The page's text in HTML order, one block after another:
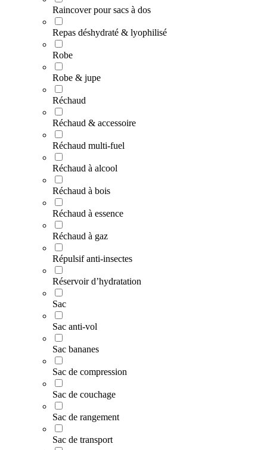
Raincover pour sacs à dos
Repas déshydraté & lyophilisé
Robe
Robe & jupe
Réchaud
Réchaud & accessoire
Réchaud multi-fuel
Réchaud à alcool
Réchaud à bois
Réchaud à essence
Réchaud à gaz
Répulsif anti-insectes
Réservoir d’hydratation
Sac
Sac anti-vol
Sac bananes
Sac de compression
Sac de couchage
Sac de rangement
Sac de transport